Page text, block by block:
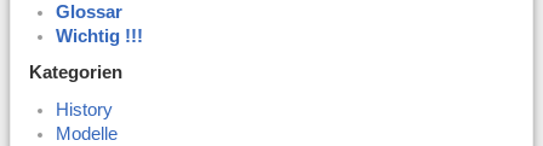
Glossar
Wichtig !!!
Kategorien
History
Modelle